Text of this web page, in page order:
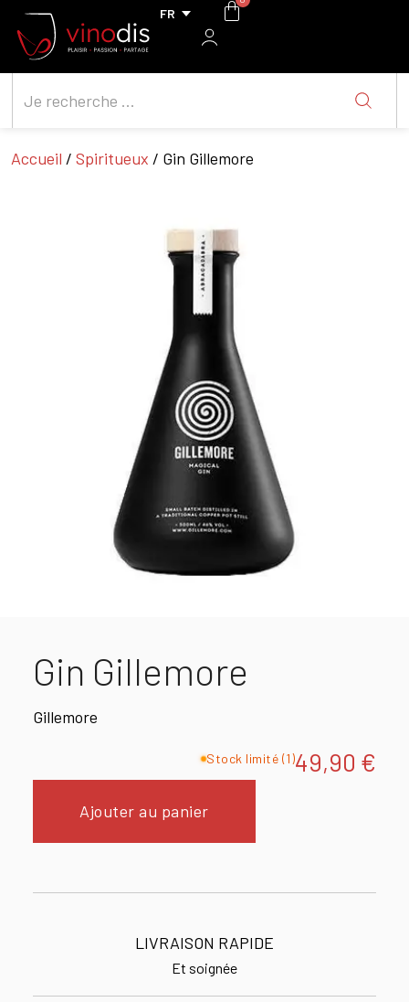
Accueil / Spiritueux / Gin Gillemore
Gin Gillemore
Gillemore
49,90 €
Stock limité (1)
Ajouter au panier
LIVRAISON RAPIDE
Et soignée